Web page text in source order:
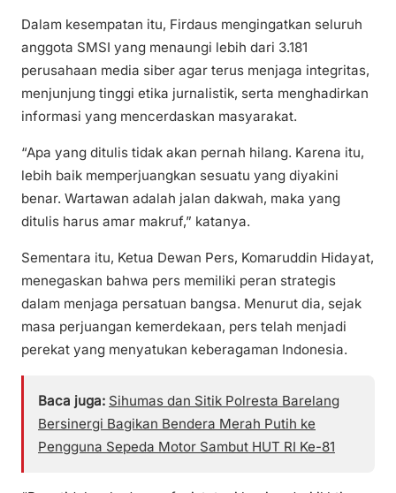
Dalam kesempatan itu, Firdaus mengingatkan seluruh
anggota SMSI yang menaungi lebih dari 3.181
perusahaan media siber agar terus menjaga integritas,
menjunjung tinggi etika jurnalistik, serta menghadirkan
informasi yang mencerdaskan masyarakat.
“Apa yang ditulis tidak akan pernah hilang. Karena itu,
lebih baik memperjuangkan sesuatu yang diyakini
benar. Wartawan adalah jalan dakwah, maka yang
ditulis harus amar makruf,” katanya.
Sementara itu, Ketua Dewan Pers, Komaruddin Hidayat,
menegaskan bahwa pers memiliki peran strategis
dalam menjaga persatuan bangsa. Menurut dia, sejak
masa perjuangan kemerdekaan, pers telah menjadi
perekat yang menyatukan keberagaman Indonesia.
Baca juga: Sihumas dan Sitik Polresta Barelang
Bersinergi Bagikan Bendera Merah Putih ke
Pengguna Sepeda Motor Sambut HUT RI Ke-81